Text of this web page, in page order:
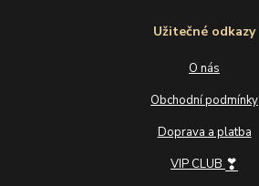
Užitečné odkazy
O nás
Obchodní podmínky
Doprava a platba
VIP CLUB ❣